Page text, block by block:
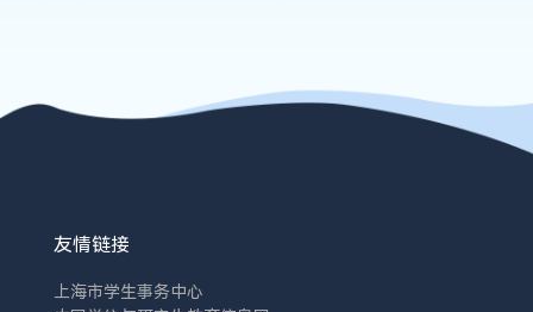
友情链接
上海市学生事务中心